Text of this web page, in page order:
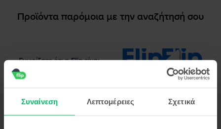
Συναίνεση Λεπτομέρειες Σχετικά
Προϊόντα παρόμοια με την αναζήτησή σου
Περιγραφή